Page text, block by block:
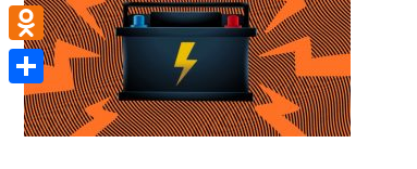
Viber
Odnoklassniki
Отправить